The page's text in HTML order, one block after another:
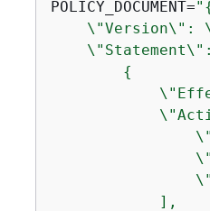
POLICY_DOCUMENT="
\"Version\":
{
            ],